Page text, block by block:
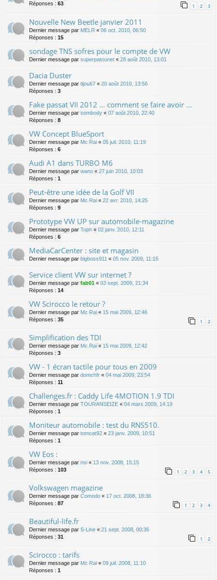
Réponses : 63 1 2 3
Nouvelle New Beetle janvier 2011
Dernier message par MELR « 06 oct. 2010, 06:50
Réponses : 15
sondage TNS sofres pour le compte de VW
Dernier message par superpatounet « 28 août 2010, 13:01
Dacia Duster
Dernier message par tijou67 « 20 août 2010, 13:56
Réponses : 3
Fake passat VII 2012 ... comment se faire avoir ...
Dernier message par sombody « 07 août 2010, 22:40
Réponses : 8
VW Concept BlueSport
Dernier message par Mc Rai « 05 juil. 2010, 11:19
Réponses : 6
Audi A1 dans TURBO M6
Dernier message par wano « 27 juin 2010, 10:03
Réponses : 1
Peut-être une idée de la Golf VII
Dernier message par Mc Rai « 22 avr. 2010, 14:25
Réponses : 9
Prototype VW UP sur automobile-magazine
Dernier message par Toph « 02 janv. 2010, 12:11
Réponses : 6
MediaCarCenter : site et magasin
Dernier message par bigboss911 « 05 nov. 2009, 11:15
Service client VW sur internet ?
Dernier message par fab01 « 03 sept. 2009, 21:34
Réponses : 14
VW Scirocco le retour ?
Dernier message par Mc Rai « 15 mai 2009, 12:46
Réponses : 35 1 2
Simplification des TDI
Dernier message par Mc Rai « 15 mai 2009, 12:42
Réponses : 3
VW - 1 écran tactile pour tous en 2009
Dernier message par domchfr « 04 mai 2009, 23:54
Réponses : 11
Challenges.fr : Caddy Life 4MOTION 1.9 TDI
Dernier message par TOURANSEIZE « 04 mars 2009, 14:19
Réponses : 1
Moniteur automobile : test du RNS510.
Dernier message par tomcat92 « 23 janv. 2009, 10:51
Réponses : 1
VW Eos :
Dernier message par nsi « 13 nov. 2008, 15:15
Réponses : 103 1 2 3 4 5
Volkswagen magazine
Dernier message par Comodo « 17 oct. 2008, 18:36
Réponses : 87 1 2 3 4
Beautiful-life.fr
Dernier message par S-Line « 21 sept. 2008, 00:36
Réponses : 31 1 2
Scirocco : tarifs
Dernier message par Mc Rai « 09 juil. 2008, 11:10
Réponses : 1